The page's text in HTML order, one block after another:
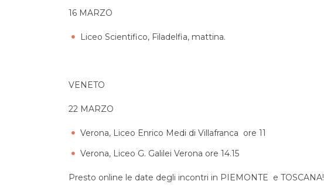
16 MARZO
Liceo Scientifico, Filadelfia, mattina.
VENETO
22 MARZO
Verona, Liceo Enrico Medi di Villafranca ore 11
Verona, Liceo G. Galilei Verona ore 14.15
Presto online le date degli incontri in PIEMONTE e TOSCANA!